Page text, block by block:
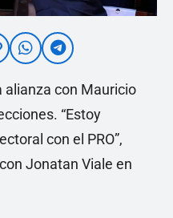
alianza con Mauricio
“Estoy
con el PRO”,
Jonatan Viale en